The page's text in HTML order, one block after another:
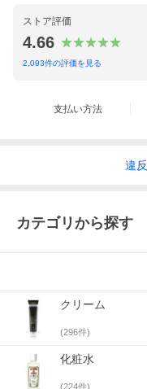
ストア評価
4.66
2,093件の評価を見る
支払い方法
違反
カテゴリから探す
クリーム
(296件)
化粧水
(224件)